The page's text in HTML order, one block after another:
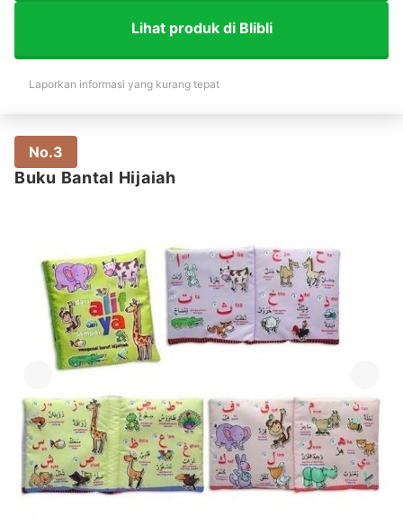
Lihat produk di Blibli
Laporkan informasi yang kurang tepat
No.3
Buku Bantal Hijaiah